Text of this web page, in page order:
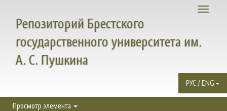
Toggle
Репозиторий Брестского
государственного университета им.
А. С. Пушкина
РУС / ENG
Просмотр элемента